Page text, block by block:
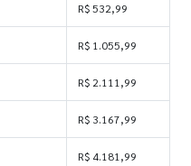
R$ 532,99
R$ 1.055,99
R$ 2.111,99
R$ 3.167,99
R$ 4.181,99